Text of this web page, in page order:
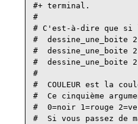
#+ terminal.
#
# C'est-à-dire que si
#  dessine_une_boite
#  dessine_une_boite 2
#  dessine_une_boite 2
#
#  COULEUR est la
#  Ce cinquième
#  0=noir 1=rouge
#  Si vous passez de